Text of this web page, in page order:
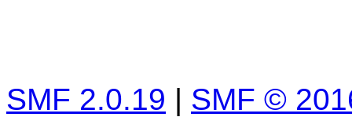
SMF 2.0.19 | SMF ©